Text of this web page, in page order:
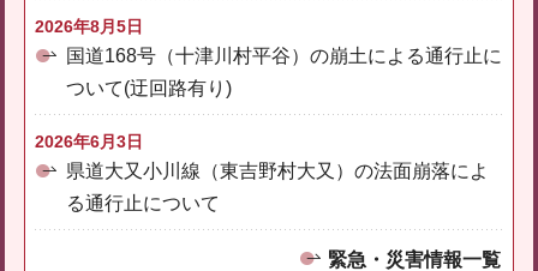
2026年8月5日
国道168号（十津川村平谷）の崩土による通行止に
ついて(迂回路有り)
2026年6月3日
県道大又小川線（東吉野村大又）の法面崩落によ
る通行止について
緊急・災害情報一覧